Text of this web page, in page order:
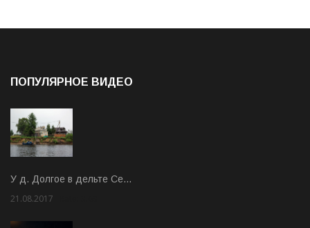
ПОПУЛЯРНОЕ ВИДЕО
У д. Долгое в дельте Се…
21.08.2017